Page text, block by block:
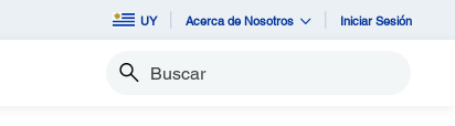
UY Acerca de Nosotros Iniciar Sesión
Buscar